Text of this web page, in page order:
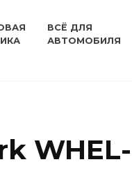
ВСЁ ДЛЯ
АВТОМОБИЛЯ
WHEL-